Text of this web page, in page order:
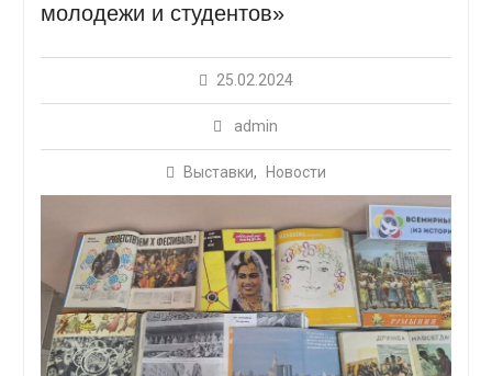
молодежи и студентов»
25.02.2024
admin
Выставки, Новости